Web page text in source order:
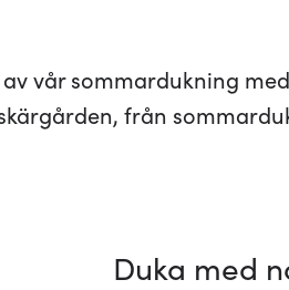
vår sommardukning
från
Duka med